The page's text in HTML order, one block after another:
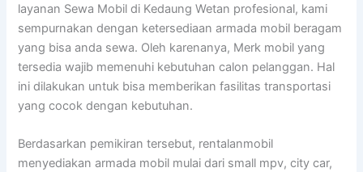
layanan Sewa Mobil di Kedaung Wetan profesional, kami
sempurnakan dengan ketersediaan armada mobil beragam
yang bisa anda sewa. Oleh karenanya, Merk mobil yang
tersedia wajib memenuhi kebutuhan calon pelanggan. Hal
ini dilakukan untuk bisa memberikan fasilitas transportasi
yang cocok dengan kebutuhan.
Berdasarkan pemikiran tersebut, rentalanmobil
menyediakan armada mobil mulai dari small mpv, city car,